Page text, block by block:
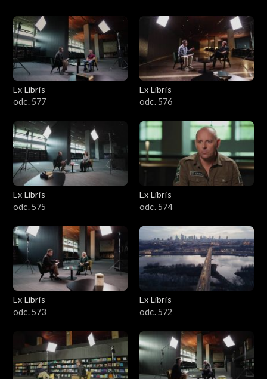
Ex Libris
odc. 577
Ex Libris
odc. 576
Ex Libris
odc. 575
Ex Libris
odc. 574
Ex Libris
odc. 573
Ex Libris
odc. 572